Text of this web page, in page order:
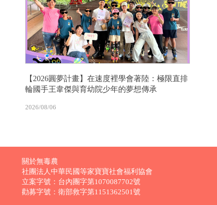
【2026圓夢計畫】在速度裡學會著陸：極限直排
輪國手王韋傑與育幼院少年的夢想傳承
2026/08/06
關於無毒農
社團法人中華民國等家寶寶社會福利協會
立案字號：台內團字第1070087702號
勸募字號：衛部救字第1151362501號